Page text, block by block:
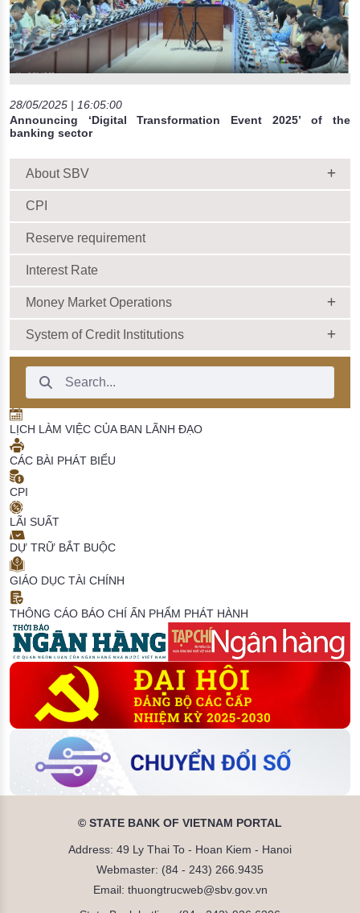
28/05/2025 | 16:05:00
Announcing ‘Digital Transformation Event 2025’ of the
banking sector
About SBV
CPI
Reserve requirement
Interest Rate
Money Market Operations
System of Credit Institutions
Search Bar
LỊCH LÀM VIỆC CỦA BAN LÃNH ĐẠO
CÁC BÀI PHÁT BIỂU
CPI
LÃI SUẤT
DỰ TRỮ BẮT BUỘC
GIÁO DỤC TÀI CHÍNH
THÔNG CÁO BÁO CHÍ ẤN PHẨM PHÁT HÀNH
© STATE BANK OF VIETNAM PORTAL
Address: 49 Ly Thai To - Hoan Kiem - Hanoi
Webmaster: (84 - 243) 266.9435
Email: thuongtrucweb@sbv.gov.vn